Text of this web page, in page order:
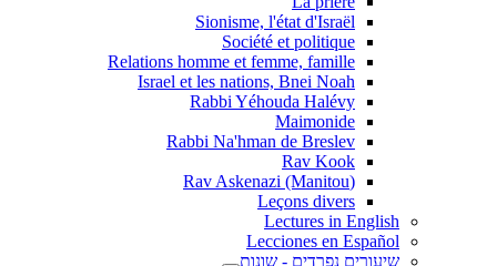
Sionisme, l'état d'Israël
Société et politique
Relations homme et femme, famille
Israel et les nations, Bnei Noah
Rabbi Yéhouda Halévy
Maimonide
Rabbi Na'hman de Breslev
Rav Kook
(Rav Askenazi (Manitou
Leçons divers
Lectures in English
Lecciones en Español
שיעורים נפרדים - שונות